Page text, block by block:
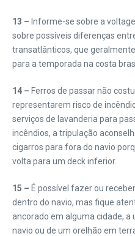
13 – Informe-se sobre a
sobre possíveis diferenças
transatlânticos, que
para a temporada na costa
14 – Ferros de passar não
representarem risco de
serviços de lavanderia para
incêndios, a tripulação
cigarros para fora do navio
volta para um deck inferior.
15 – É possível fazer ou
dentro do navio, mas fique
ancorado em alguma cidade, a
navio ou de um orelhão em